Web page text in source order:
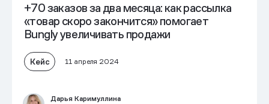
+70 заказов за два месяца: как рассылка
«товар скоро закончится» помогает
Bungly увеличивать продажи
Кейс 11 апреля 2024
Дарья Каримуллина